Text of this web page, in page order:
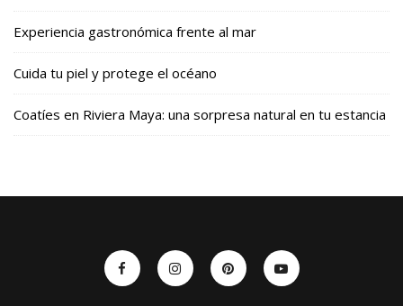
Experiencia gastronómica frente al mar
Cuida tu piel y protege el océano
Coatíes en Riviera Maya: una sorpresa natural en tu estancia